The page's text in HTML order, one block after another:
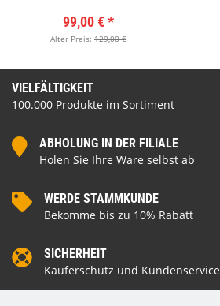
99,00 €*
Alter Preis: 129,00 €
VIELFÄLTIGKEIT
100.000 Produkte im Sortiment
ABHOLUNG IN DER FILIALE
Holen Sie Ihre Ware selbst ab
WERDE STAMMKUNDE
Bekomme bis zu 10% Rabatt
SICHERHEIT
Käuferschutz und Kundenservice